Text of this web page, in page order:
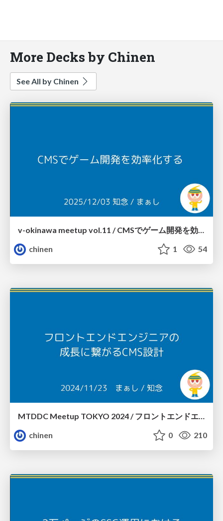
More Decks by Chinen
See All by Chinen
v-okinawa meetup vol.11 / CMSでゲーム開発を効率化する
chinen
1 54
chinen
0 210